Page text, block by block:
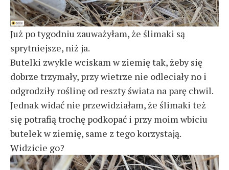
Już po tygodniu zauważyłam, że ślimaki są
sprytniejsze, niż ja.
Butelki zwykle wciskam w ziemię tak, żeby się
dobrze trzymały, przy wietrze nie odleciały no i
odgrodziły roślinę od reszty świata na parę chwil.
Jednak widać nie przewidziałam, że ślimaki też
się potrafią trochę podkopać i przy moim wbiciu
butelek w ziemię, same z tego korzystają.
Widzicie go?